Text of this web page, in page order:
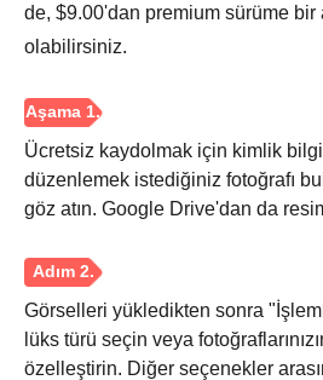
Aşama 1.
de, $9.00'dan premium sürüme bir
olabilirsiniz.
Ücretsiz kaydolmak için kimlik
düzenlemek istediğiniz fotoğrafı
göz atın. Google Drive'dan da
Görselleri yükledikten sonra
lüks türü seçin veya
özelleştirin. Diğer seçenekler